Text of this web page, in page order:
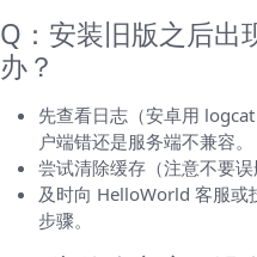
Q：安装旧版之后出
办？
先查看日志（安卓用
户端错还是服务端不兼容。
尝试清除缓存（注意不要误
及时向 HelloWorld 客服或
步骤。